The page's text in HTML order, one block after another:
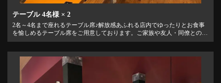
テーブル4名様 × 2
2名～4名まで座れるテーブル席♪解放感あふれる店内でゆったりとお食事
を愉しめるテーブル席をご用意しております。ご家族や友人・同僚とのお
食事にどうぞ♪